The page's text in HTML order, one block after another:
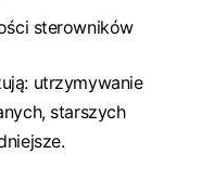
sterowników
utrzymywanie
starszych